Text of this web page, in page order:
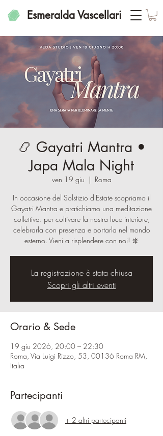
Esmeralda Vascellari
📿 Gayatri Mantra •
Japa Mala Night
ven 19 giu
  |
Roma
In occasione del Solstizio d'Estate scopriamo il
Gayatri Mantra e pratichiamo una meditazione
collettiva: per coltivare la nostra luce interiore,
celebrarla con presenza e portarla nel mondo
esterno. Vieni a risplendere con noi! 𖤓
La registrazione è stata chiusa
Scopri gli altri eventi
Orario & Sede
19 giu 2026, 20:00 – 22:30
Roma, Via Luigi Rizzo, 53, 00136 Roma RM,
Italia
Partecipanti
+ 2 altri partecipanti